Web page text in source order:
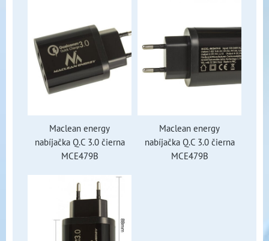
Maclean energy
nabíjačka Q.C 3.0 čierna
MCE479B
Maclean energy
nabíjačka Q.C 3.0 čierna
MCE479B